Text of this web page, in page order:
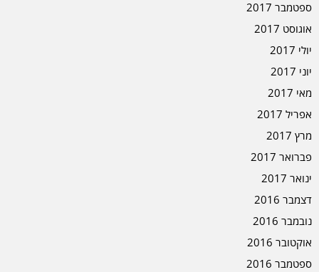
ספטמבר 2017
אוגוסט 2017
יולי 2017
יוני 2017
מאי 2017
אפריל 2017
מרץ 2017
פברואר 2017
ינואר 2017
דצמבר 2016
נובמבר 2016
אוקטובר 2016
ספטמבר 2016